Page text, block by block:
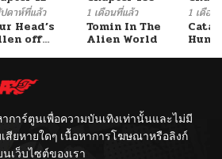
ดาห์ที่แล้ว
Head’s
off
1 เดือนที่แล้ว
Tomin In The
Alien World
1 เดือน
การ์ตูนเพื่อความบันเทิงเท่านั้นและไม่มี
สียหายใดๆ เนื้อหาการโฆษณาหรือลิงก์
เว็บไซต์ของเรา